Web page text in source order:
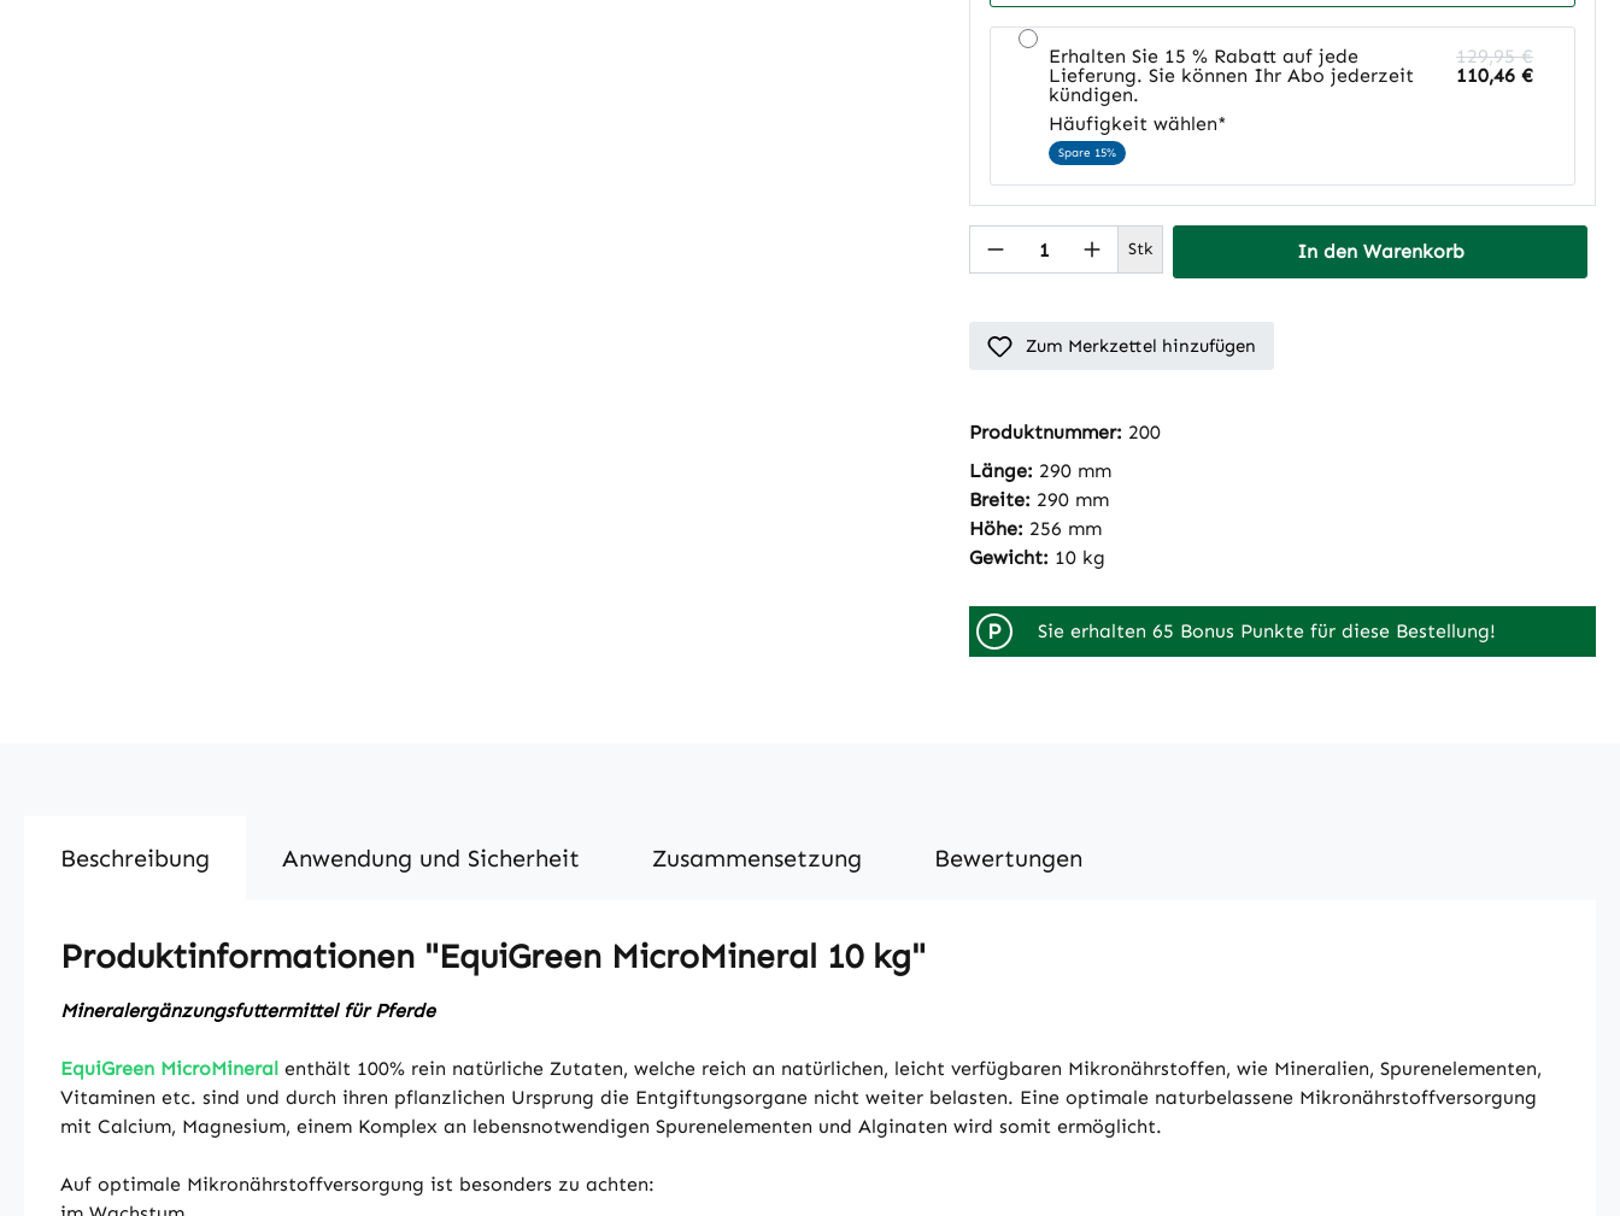
Erhalten Sie 15 % Rabatt auf jede
Lieferung. Sie können Ihr Abo jederzeit
kündigen.
129,95 €
110,46 €
Häufigkeit wählen*
Spare 15%
Produkt Anzahl: Gib den gewünschten Wert
Stk In den Warenkorb
Zum Merkzettel hinzufügen
Produktnummer: 200
Länge: 290 mm
Breite: 290 mm
Höhe: 256 mm
Gewicht: 10 kg
P Sie erhalten 65 Bonus Punkte für diese Bestellung!
Beschreibung Anwendung und Sicherheit Zusammensetzung Bewertungen
Produktinformationen "EquiGreen MicroMineral 10 kg"
Mineralergänzungsfuttermittel für Pferde
EquiGreen MicroMineral enthält 100% rein natürliche Zutaten, welche reich an natürlichen, leicht verfügbaren Mikronährstoffen, wie Mineralien, Spurenelementen,
Vitaminen etc. sind und durch ihren pflanzlichen Ursprung die Entgiftungsorgane nicht weiter belasten. Eine optimale naturbelassene Mikronährstoffversorgung
mit Calcium, Magnesium, einem Komplex an lebensnotwendigen Spurenelementen und Alginaten wird somit ermöglicht.
Auf optimale Mikronährstoffversorgung ist besonders zu achten: